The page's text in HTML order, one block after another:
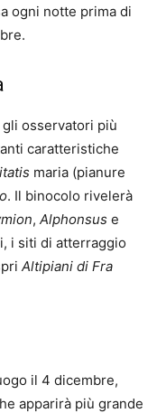
ogni notte prima di
osservatori più
caratteristiche
maria (pianure
. Il binocolo rivelerà
, Alphonsus e
i siti di atterraggio
Altipiani di Fra
il 4 dicembre,
apparirà più grande